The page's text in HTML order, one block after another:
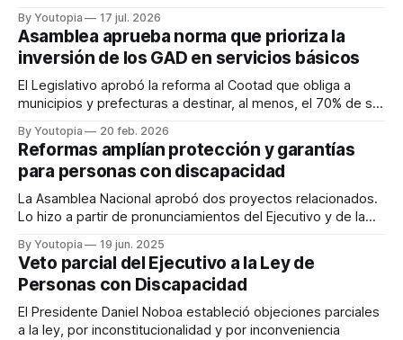
By Youtopia 17 jul. 2026
Asamblea aprueba norma que prioriza la
inversión de los GAD en servicios básicos
El Legislativo aprobó la reforma al Cootad que obliga a
municipios y prefecturas a destinar, al menos, el 70% de su
By Youtopia 20 feb. 2026
Reformas amplían protección y garantías
para personas con discapacidad
La Asamblea Nacional aprobó dos proyectos relacionados.
Lo hizo a partir de pronunciamientos del Ejecutivo y de la
By Youtopia 19 jun. 2025
Veto parcial del Ejecutivo a la Ley de
Personas con Discapacidad
El Presidente Daniel Noboa estableció objeciones parciales
a la ley, por inconstitucionalidad y por inconveniencia